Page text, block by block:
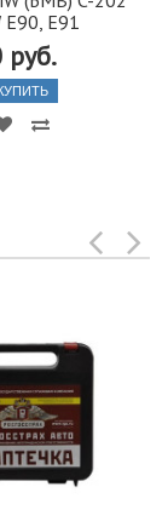
E90, E91
руб.